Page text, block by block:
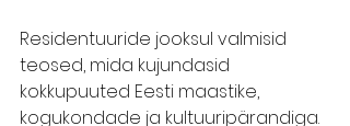
Residentuuride jooksul valmisid
teosed, mida kujundasid
kokkupuuted Eesti maastike,
kogukondade ja kultuuripärandiga.